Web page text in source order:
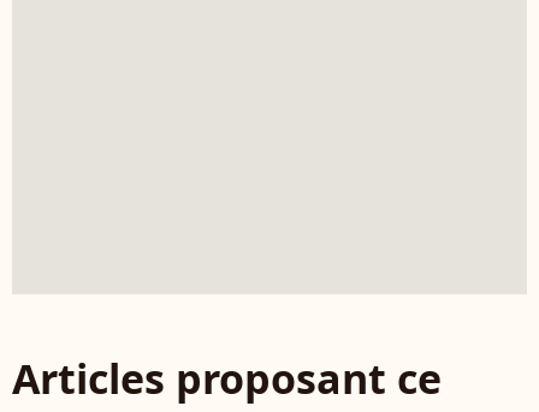
Articles proposant ce